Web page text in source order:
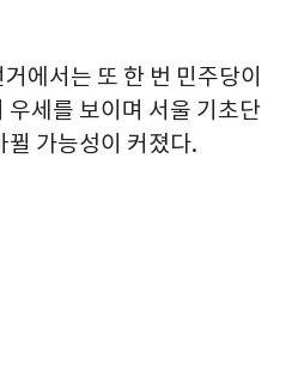
에서는 또 한 번 민주당이
세를 보이며 서울 기초단
뀔 가능성이 커졌다.